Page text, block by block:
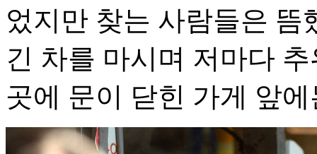
었지만 찾는 사람들은 뜸
긴 차를 마시며 저마다
곳에 문이 닫힌 가게 앞